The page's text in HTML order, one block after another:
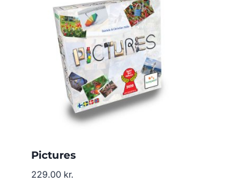
Pictures
229.00 kr.